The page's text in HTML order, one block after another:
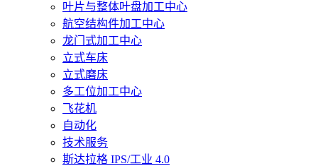
叶片与整体叶盘加工中心
航空结构件加工中心
龙门式加工中心
立式车床
立式磨床
多工位加工中心
飞花机
自动化
技术服务
斯达拉格 IPS/工业 4.0